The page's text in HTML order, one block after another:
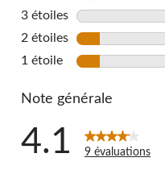
3 étoiles étoiles
2 étoiles étoiles
1 étoile étoiles
Note générale
4.1 9 évaluations